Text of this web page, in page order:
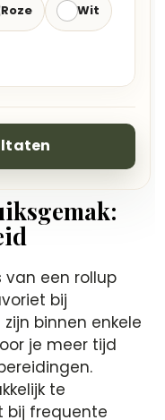
Roze Wit
van een rollup
bij
binnen enkele
je meer tijd
te
bij frequente